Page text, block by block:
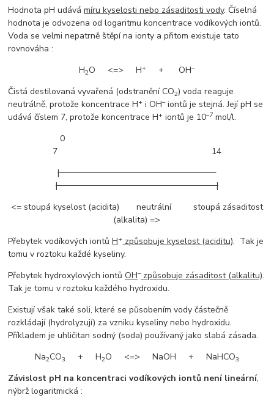
Hodnota pH udávámíru kyselosti nebo zásaditosti vody. Číselná
hodnota je odvozena od logaritmu koncentrace vodíkových iontů.
Voda se velmi nepatrně štěpí na ionty a přitom existuje tato
rovnováha :
H2O <=> H+ + OH–
Čistá destilovaná vyvařená (odstranění CO2) voda reaguje
neutrálně, protože koncentrace H+ i OH–iontů je stejná. Její pH se
udává číslem 7, protože koncentrace H+ iontů je 10–7 mol/l.
0
7 14
|
|
|
<= stoupá kyselost (acidita) neutrální stoupá zásaditost
(alkalita) =>
Přebytek vodíkových iontůH+ způsobuje kyselost (aciditu). Tak je
tomu v roztoku každé kyseliny.
Přebytek hydroxylových iontůOH–způsobuje zásaditost (alkalitu).
Tak je tomu v roztoku každého hydroxidu.
Existují však také soli, které se působením vody částečně
rozkládají (hydrolyzují) za vzniku kyseliny nebo hydroxidu.
Příkladem je uhličitan sodný (soda) používaný jako slabá zásada.
Na2CO3 + H2O <=> NaOH + NaHCO3
Závislost pH na koncentraci vodíkových iontů není lineární,
nýbrž logaritmická :